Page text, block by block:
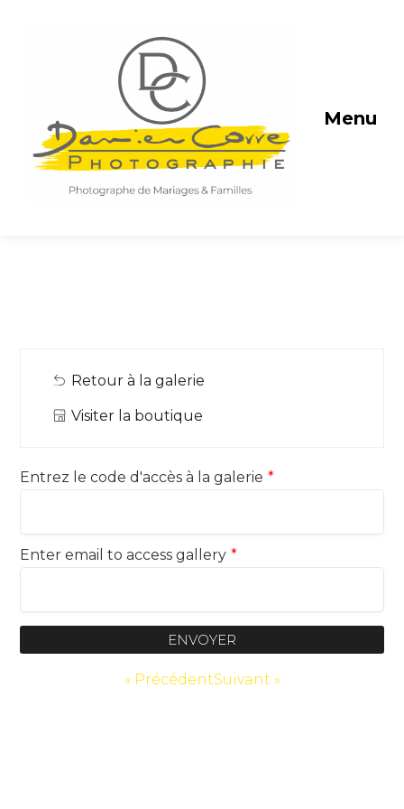
Menu
Retour à la galerie
Visiter la boutique
Entrez le code d'accès à la galerie *
Enter email to access gallery *
ENVOYER
« PrécédentSuivant »